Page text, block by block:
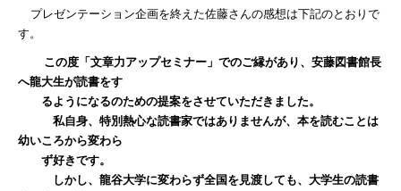
プレゼンテーション企画を終えた佐藤さんの感想は下記のとおりで
す。
この度「文章力アップセミナー」でのご縁があり、安藤図書館長
へ龍大生が読書をす
るようになるのための提案をさせていただきました。
私自身、特別熱心な読書家ではありませんが、本を読むことは
幼いころから変わら
ず好きです。
しかし、龍谷大学に変わらず全国を見渡しても、大学生の読書